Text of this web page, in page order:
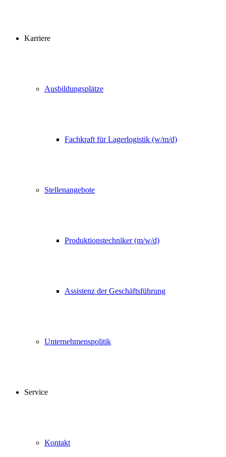
Karriere
Ausbildungsplätze
Fachkraft für Lagerlogistik (w/m/d)
Stellenangebote
Produktionstechniker (m/w/d)
Assistenz der Geschäftsführung
Unternehmenspolitik
Service
Kontakt